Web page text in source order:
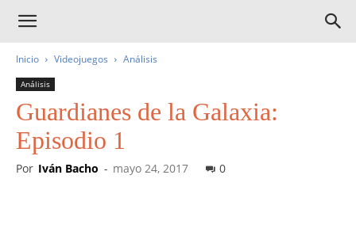
Inicio Videojuegos Análisis
Análisis
Guardianes de la Galaxia:
Episodio 1
Por Iván Bacho - mayo 24, 2017 0